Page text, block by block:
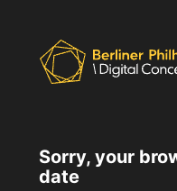
Sorry, your
date